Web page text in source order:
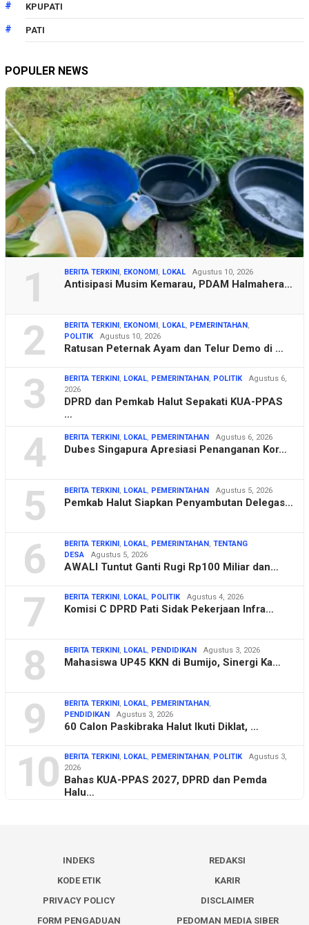
KPUPATI
PATI
POPULER NEWS
1 BERITA TERKINI, EKONOMI, LOKAL Agustus 10, 2026
Antisipasi Musim Kemarau, PDAM Halmahera…
2 BERITA TERKINI, EKONOMI, LOKAL, PEMERINTAHAN,
POLITIK
Agustus 10, 2026
Ratusan Peternak Ayam dan Telur Demo di …
3 BERITA TERKINI, LOKAL, PEMERINTAHAN, POLITIK
Agustus 6,
2026
DPRD dan Pemkab Halut Sepakati KUA-PPAS
…
4 BERITA TERKINI, LOKAL, PEMERINTAHAN Agustus 6, 2026
Dubes Singapura Apresiasi Penanganan Kor…
5 BERITA TERKINI, LOKAL, PEMERINTAHAN Agustus 5, 2026
Pemkab Halut Siapkan Penyambutan Delegas…
6 BERITA TERKINI, LOKAL, PEMERINTAHAN, TENTANG
DESA
Agustus 5, 2026
AWALI Tuntut Ganti Rugi Rp100 Miliar dan…
7 BERITA TERKINI, LOKAL, POLITIK Agustus 4, 2026
Komisi C DPRD Pati Sidak Pekerjaan Infra…
8 BERITA TERKINI, LOKAL, PENDIDIKAN Agustus 3, 2026
Mahasiswa UP45 KKN di Bumijo, Sinergi Ka…
9 BERITA TERKINI, LOKAL, PEMERINTAHAN,
PENDIDIKAN
Agustus 3, 2026
60 Calon Paskibraka Halut Ikuti Diklat, …
10 BERITA TERKINI, LOKAL, PEMERINTAHAN, POLITIK
Agustus 3,
2026
Bahas KUA-PPAS 2027, DPRD dan Pemda
Halu…
INDEKS
REDAKSI
KODE ETIK
KARIR
PRIVACY POLICY
DISCLAIMER
FORM PENGADUAN
PEDOMAN MEDIA SIBER